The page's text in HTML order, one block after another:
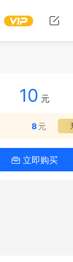
10 元
8元
立即购买